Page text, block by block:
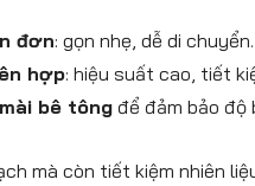
đơn: gọn nhẹ, dễ di chuyển.
hợp: hiệu suất cao, tiết
bê tông để đảm bảo độ
mà còn tiết kiệm nhiên